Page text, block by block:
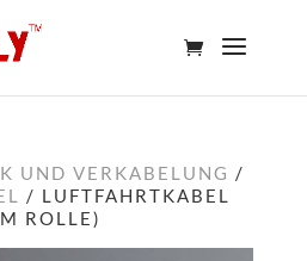
UND VERKABELUNG /
/ LUFTFAHRTKABEL
ROLLE)